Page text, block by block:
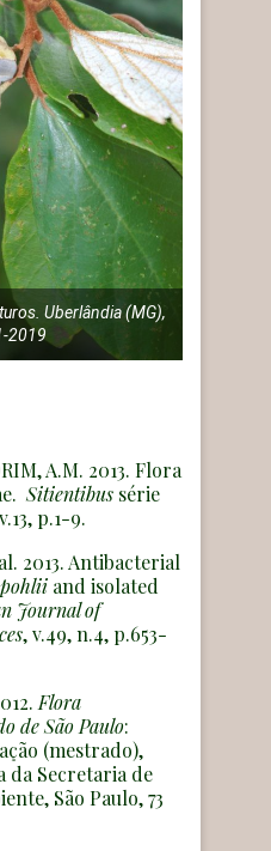
Uberlândia (MG),
2019
A.M. 2013. Flora
Sitientibus série
p.1-9.
2013. Antibacterial
and isolated
Journal of
, v.49, n.4, p.653-
Flora
de São Paulo:
(mestrado),
da Secretaria de
São Paulo, 73